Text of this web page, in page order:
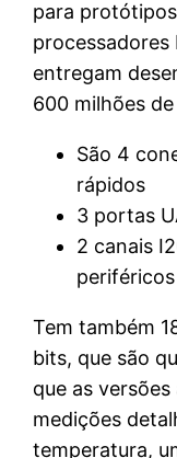
para
processadores
entregam
600 milhões
São 4
rápidos
3 portas
2 canais
periféricos
Tem também
bits, que são
que as
medições
temperatura,